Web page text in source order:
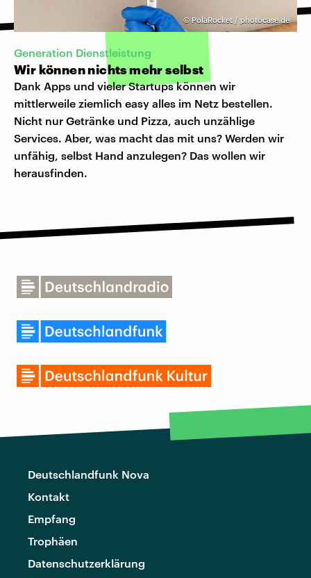
© PolaRocket / photocase.de
Generation Dienstleistung
Wir können nichts mehr selbst
Dank Apps und vieler Startups können wir
mittlerweile ziemlich easy alles im Netz bestellen.
Nicht nur Getränke und Pizza, auch unzählige
Services. Aber, was macht das mit uns? Werden wir
unfähig, selbst Hand anzulegen? Das wollen wir
herausfinden.
Deutschlandfunk Nova
Kontakt
Empfang
Trophäen
Datenschutzerklärung